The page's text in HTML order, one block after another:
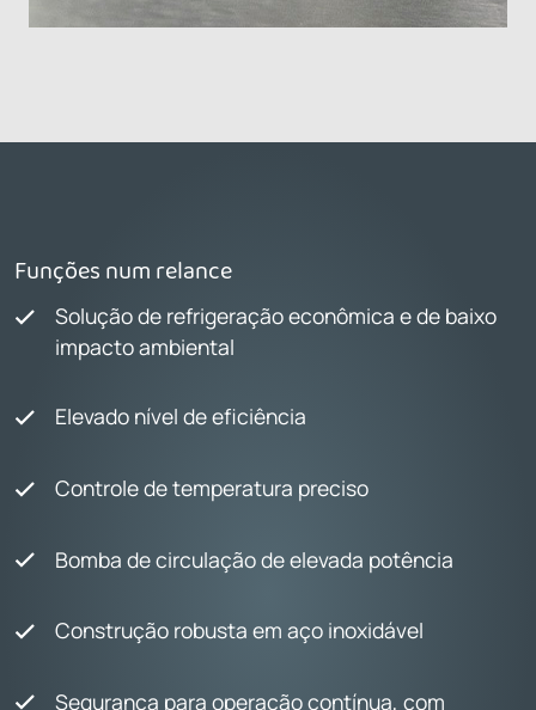
Funções num relance
Solução de refrigeração econômica e de baixo
impacto ambiental
Elevado nível de eficiência
Controle de temperatura preciso
Bomba de circulação de elevada potência
Construção robusta em aço inoxidável
Segurança para operação contínua, com